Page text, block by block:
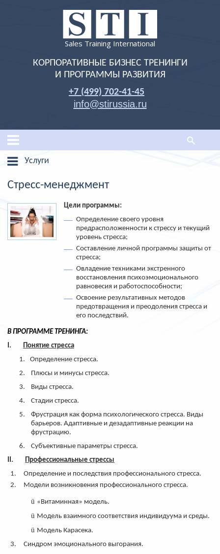
Sales Training International
КОРПОРАТИВНЫЕ БИЗНЕС ТРЕНИНГИ
И ПРОГРАММЫ РАЗВИТИЯ
+7 (499) 702-41-45
info@stirussia.ru
Услуги
Стресс-менеджмент
Цели программы:
Определение своего уровня
предрасположенности к стрессу и текущий
уровень стресса;
Составление личной программы защиты от
стресса;
Овладение техниками экстренного
восстановления психоэмоционального
равновесия и работоспособности;
Освоение результативных методов
предотвращения и преодоления стресса и
его последствий.
В ПРОГРАММЕ ТРЕНИНГА:
I.
Понятие стресса
1.
Определение стресса.
2.
Плюсы и минусы стресса.
3.
Виды стресса.
4.
Стадии стресса.
5.
Фрустрация как форма психологического стресса. Виды
барьеров. Адаптивные и дезадаптивные реакции на
фрустрацию.
6.
Субъективные параметры стресса.
II.
Профессиональные стрессы
Определение и последствия профессионального стресса.
Модели возникновения профессионального стресса.
ü «Витаминная» модель.
ü Модель взаимного соответствия индивидуума и среды.
ü Модель Карасека.
Синдром эмоционального выгорания.